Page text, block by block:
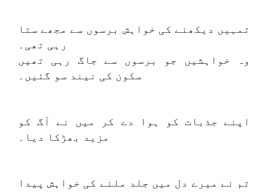
تمہیں دیکھنے کی خواہش برسوں سے مجھے ستا
رہی تھی۔
وہ خواہشیں جو برسوں سے جاگ رہی تھیں
سکون کی نیند سو گئیں۔
اپنے جذبات کو ہوا دے کر میں نے آگ کو
مزید بھڑکا دیا۔
تم نے میرے دل میں جلد ملنے کی خواہش پیدا